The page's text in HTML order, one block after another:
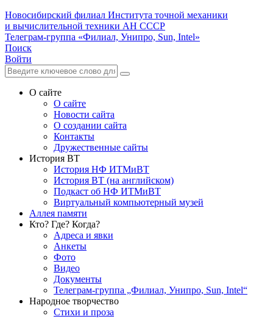
Новосибирский филиал Института точной механики
и вычислительной техники АН СССР
Телеграм-группа «Филиал, Унипро, Sun, Intel»
Поиск
Войти
О сайте
О сайте
Новости сайта
О создании сайта
Контакты
Дружественные сайты
История ВТ
История НФ ИТМиВТ
История ВТ (на английском)
Подкаст об НФ ИТМиВТ
Виртуальный компьютерный музей
Аллея памяти
Кто? Где? Когда?
Адреса и явки
Анкеты
Фото
Видео
Документы
Телеграм-группа „Филиал, Унипро, Sun, Intel“
Народное творчество
Стихи и проза